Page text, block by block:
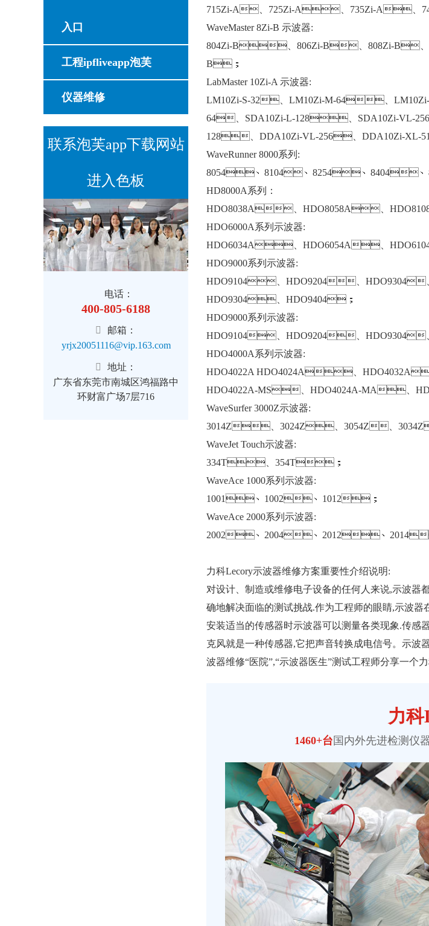
入口
工程ipfliveapp泡芙
仪器维修
联系泡芙app下载网站
进入色板
电话：
400-805-6188
邮箱：
yrjx20051116@vip.163.com
地址：
广东省东莞市南城区鸿福路中
环财富广场7层716
715Zi-A、725Zi-A、735Zi-A、
WaveMaster 8Zi-B 示波器:
804Zi-B、806Zi-B、808Zi-B
B；
LabMaster 10Zi-A 示波器:
LM10Zi-S-32、LM10Zi-M-64、
64、SDA10Zi-L-128、SDA10Zi-VL-
128、DDA10Zi-VL-256、DDA10Zi-XL-
WaveRunner 8000系列:
8054、8104、8254、8404
HD8000A系列：
HDO8038A、HDO8058A、
HDO6000A系列示波器:
HDO6034A、HDO6054A、
HDO9000系列示波器:
HDO9104、HDO9204、
HDO9304、HDO9404；
HDO9000系列示波器:
HDO9104、HDO9204、
HDO4000A系列示波器:
HDO4022A HDO4024A、
HDO4022A-MS、HDO4024A-MA、
WaveSurfer 3000Z示波器:
3014Z、3024Z、3054Z、
WaveJet Touch示波器:
334T、354T；
WaveAce 1000系列示波器:
1001、1002、1012；
WaveAce 2000系列示波器:
2002、2004、2012、
力科Lecory示波器维修方案重要性介绍说明:
对设计、制造或维修电子设备的任何人来说,示
确地解决面临的测试挑战.作为工程师的眼睛,示波器
安装适当的传感器时示波器可以测量各类现象.传感器是
克风就是一种传感器,它把声音转换成电信号。示
波器维修“医院”,“示波器医生”测试工程师分享一个力
力
1460+台 国内外先进检测仪